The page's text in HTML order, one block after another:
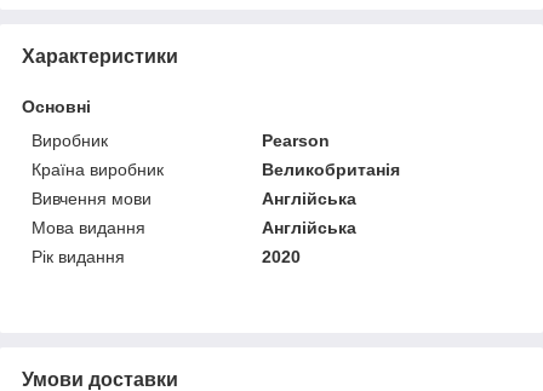
Характеристики
Основні
Виробник
Pearson
Країна виробник
Великобританія
Вивчення мови
Англійська
Мова видання
Англійська
Рік видання
2020
Умови доставки